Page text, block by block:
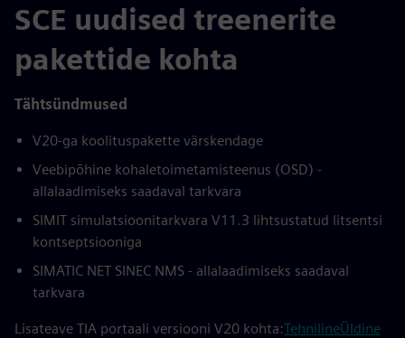
SCE uudised treenerite
pakettide kohta
Tähtsündmused
V20-ga koolituspakette värskendage
Veebipõhine kohaletoimetamisteenus (OSD) -
allalaadimiseks saadaval tarkvara
SIMIT simulatsioonitarkvara V11.3 lihtsustatud litsentsi
kontseptsiooniga
SIMATIC NET SINEC NMS - allalaadimiseks saadaval
tarkvara
Lisateave TIA portaali versiooni V20 kohta:TehnilineÜldine